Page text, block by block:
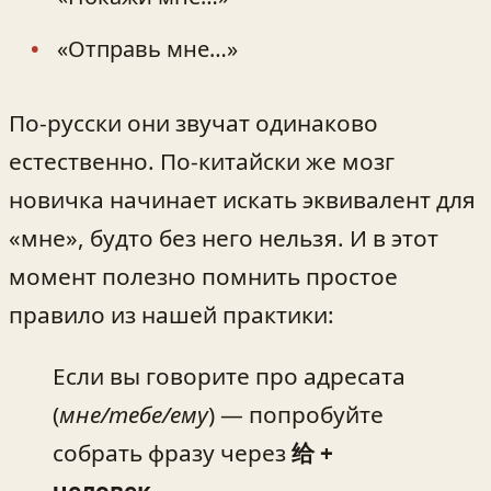
«Отправь мне…»
По-русски они звучат одинаково
естественно. По-китайски же мозг
новичка начинает искать эквивалент для
«мне», будто без него нельзя. И в этот
момент полезно помнить простое
правило из нашей практики:
Если вы говорите про адресата
(мне/тебе/ему) — попробуйте
собрать фразу через给 +